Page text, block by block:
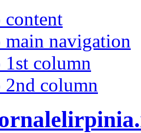
main navigation
column
2nd column